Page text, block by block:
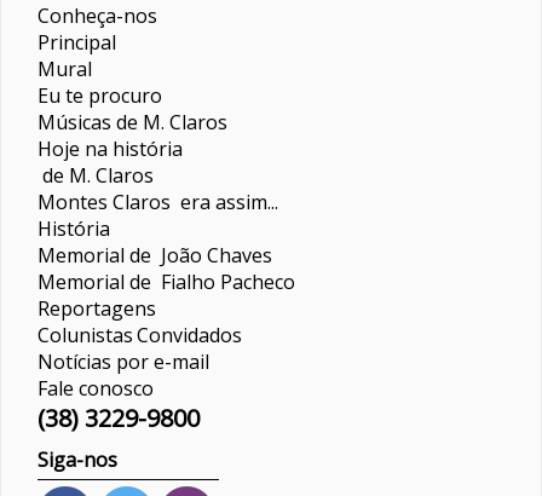
Conheça-nos
Principal
Mural
Eu te procuro
Músicas de M. Claros
Hoje na história
de M. Claros
Montes Claros era assim...
História
Memorial de João Chaves
Memorial de Fialho Pacheco
Reportagens
ColunistasConvidados
Notícias por e-mail
Fale conosco
(38) 3229-9800
Siga-nos